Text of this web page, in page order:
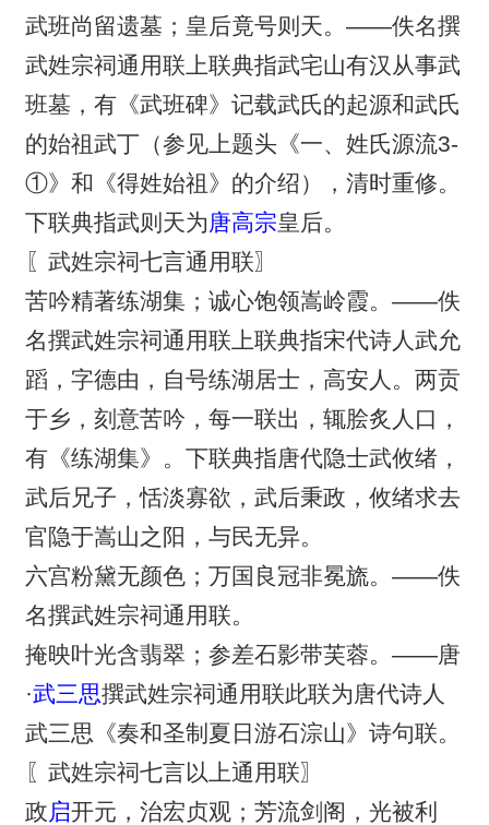
武班尚留遗墓；皇后竟号则天。——佚名撰
武姓宗祠通用联上联典指武宅山有汉从事武
班墓，有《武班碑》记载武氏的起源和武氏
的始祖武丁（参见上题头《一、姓氏源流3-
①》和《得姓始祖》的介绍），清时重修。
下联典指武则天为唐高宗皇后。
〖武姓宗祠七言通用联〗
苦吟精著练湖集；诚心饱领嵩岭霞。——佚
名撰武姓宗祠通用联上联典指宋代诗人武允
蹈，字德由，自号练湖居士，高安人。两贡
于乡，刻意苦吟，每一联出，辄脍炙人口，
有《练湖集》。下联典指唐代隐士武攸绪，
武后兄子，恬淡寡欲，武后秉政，攸绪求去
官隐于嵩山之阳，与民无异。
六宫粉黛无颜色；万国良冠非冕旒。——佚
名撰武姓宗祠通用联。
掩映叶光含翡翠；参差石影带芙蓉。——唐
·武三思撰武姓宗祠通用联此联为唐代诗人
武三思《奏和圣制夏日游石淙山》诗句联。
〖武姓宗祠七言以上通用联〗
政启开元，治宏贞观；芳流剑阁，光被利